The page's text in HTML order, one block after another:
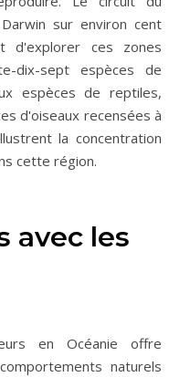
sur environ cent
d'explorer ces zones
dix-sept espèces de
espèces de reptiles,
d'oiseaux recensées à
la concentration
cette région.
avec les
en Océanie offre
naturels